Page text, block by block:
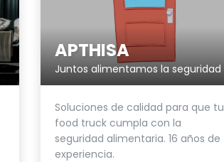
APTHISA
Juntos alimentamos la seguridad
Soluciones de calidad para que tu
food truck cumpla con la
seguridad alimentaria. 16 años de
experiencia.